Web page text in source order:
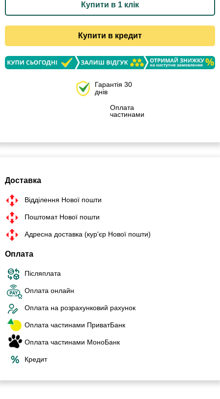
Купити в 1 клік
Купити в кредит
Гарантія 30
днів
Оплата
частинами
Доставка
Відділення Нової пошти
Поштомат Нової пошти
Адресна доставка (кур'єр Нової пошти)
Оплата
Післяплата
Оплата онлайн
Оплата на розрахунковий рахунок
Оплата частинами ПриватБанк
Оплата частинами МоноБанк
Кредит